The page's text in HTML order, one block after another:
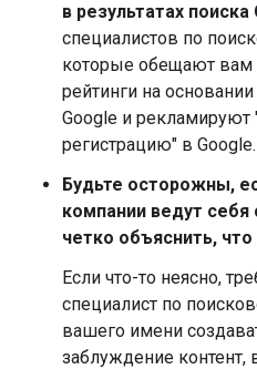
в результатах поиска
специалистов по
которые обещают вам
рейтинги на
Google и рекламируют
регистрацию" в Google.
Будьте осторожны,
компании ведут
четко объяснить,
Если что-то неясно,
специалист по
вашего имени
заблуждение